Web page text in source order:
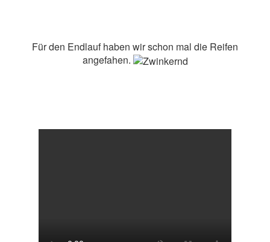
Für den Endlauf haben wir schon mal die Reifen
angefahen.